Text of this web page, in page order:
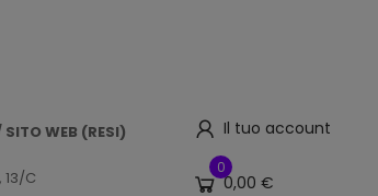
WEB (RESI)
13/C
Il tuo account
0
0,00 €